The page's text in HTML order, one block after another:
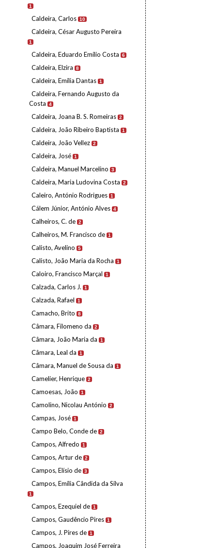
1
Caldeira, Carlos 10
Caldeira, César Augusto Pereira
1
Caldeira, Eduardo Emílio Costa 6
Caldeira, Elzira 8
Caldeira, Emília Dantas 1
Caldeira, Fernando Augusto da
Costa
4
Caldeira, Joana B. S. Romeiras 2
Caldeira, João Ribeiro Baptista 1
Caldeira, João Vellez 2
Caldeira, José 1
Caldeira, Manuel Marcelino 3
Caldeira, Maria Ludovina Costa 2
Caleiro, António Rodrigues 1
Cálem Júnior, António Alves 4
Calheiros, C. de 2
Calheiros, M. Francisco de 1
Calisto, Avelino 5
Calisto, João Maria da Rocha 1
Caloiro, Francisco Marçal 1
Calzada, Carlos J. 1
Calzada, Rafael 1
Camacho, Brito 8
Câmara, Filomeno da 2
Câmara, João Maria da 1
Câmara, Leal da 1
Câmara, Manuel de Sousa da 1
Camelier, Henrique 2
Camoesas, João 1
Camolino, Nicolau António 2
Campas, José 1
Campo Belo, Conde de 2
Campos, Alfredo 1
Campos, Artur de 2
Campos, Elísio de 3
Campos, Emília Cândida da Silva
1
Campos, Ezequiel de 1
Campos, Gaudêncio Pires 1
Campos, J. Pires de 1
Campos, Joaquim José Ferreira